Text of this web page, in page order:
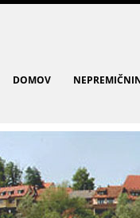
DOMOV(CURRENT)